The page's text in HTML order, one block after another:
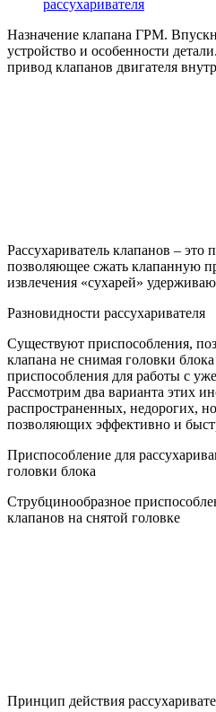
рассухаривателя
Назначение клапана ГРМ.
устройство и особенности
привод клапанов двигателя
Рассухариватель клапанов – это
позволяющее сжать клапанную
извлечения «сухарей»
Разновидности рассухаривателя
Существуют приспособления,
клапана не снимая головки блока
приспособления для работы с
Рассмотрим два варианта этих
распространенных, недорогих,
позволяющих эффективно и
Приспособление для
головки блока
Струбцинообразное
клапанов на снятой головке
Принцип действия